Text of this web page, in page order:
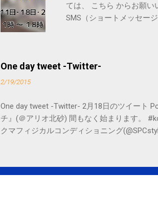
ては、 こちら からお願
SMS（ショートメッセー
One day tweet -Twitter-
2/19/2015
One day tweet -Twitter- 2月18日のツイート
チ』(＠アリオ北砂) 間もなく始まります。
クマフィジカルコンディショニング